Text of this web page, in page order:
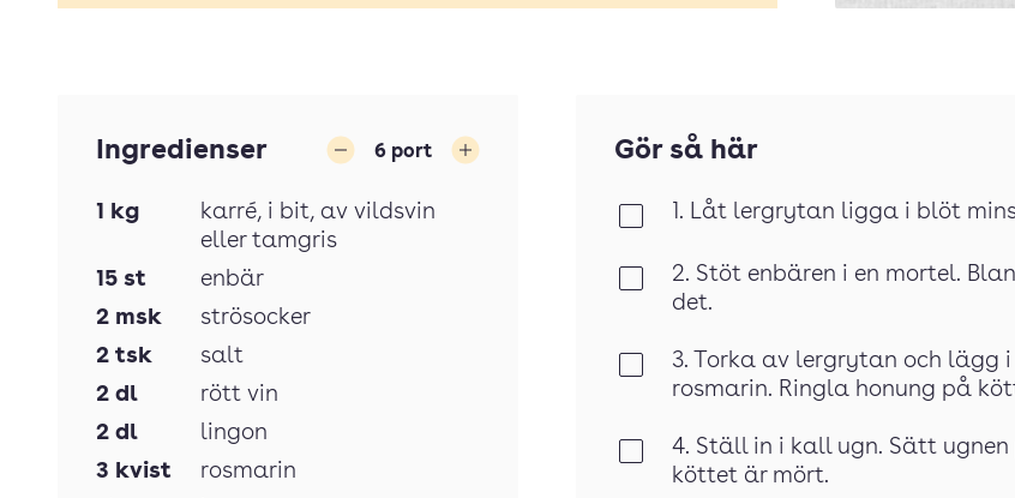
Ingredienser 6 port
1 kg karré, i bit, av vildsvin
eller tamgris
15 st
enbär
2 msk
strösocker
2 tsk
salt
2 dl
rött vin
2 dl
lingon
3 kvist
rosmarin
Gör så här
1. Låt lergrytan ligga i blöt
2. Stöt enbären i en mortel.
det.
3. Torka av lergrytan och lägg
rosmarin. Ringla honung på
4. Ställ in i kall ugn. Sätt
köttet är mört.